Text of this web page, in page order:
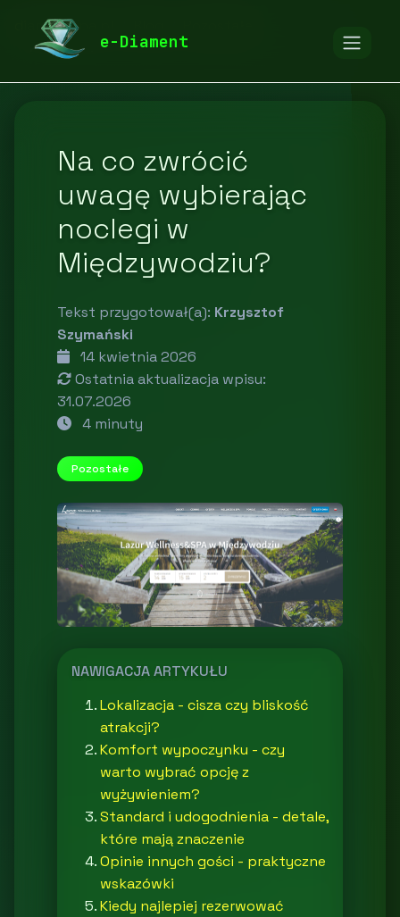
e-Diament
diamentspa.pl
Na co zwrócić
uwagę wybierając
noclegi w
Międzywodziu?
Tekst przygotował(a): Krzysztof
Szymański
14 kwietnia 2026
Ostatnia aktualizacja wpisu:
31.07.2026
4 minuty
Pozostałe
NAWIGACJA ARTYKUŁU
Lokalizacja - cisza czy bliskość
atrakcji?
Komfort wypoczynku - czy
warto wybrać opcję z
wyżywieniem?
Standard i udogodnienia - detale,
które mają znaczenie
Opinie innych gości - praktyczne
wskazówki
Kiedy najlepiej rezerwować